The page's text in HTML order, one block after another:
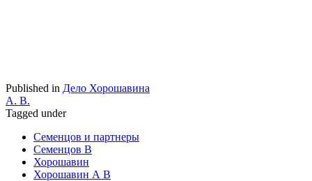
Published in Дело Хорошавина
А. В.
Tagged under
Семенцов и партнеры
Семенцов В
Хорошавин
Хорошавин А В